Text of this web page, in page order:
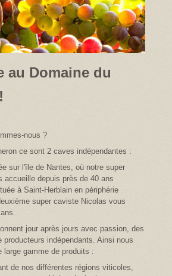
au Domaine du
nous ?
ce sont 2 caves indépendantes :
sur l'île de Nantes, où notre super
accueille depuis près de 40 ans
à Saint-Herblain en périphérie
super caviste Nicolas vous
jour après jours avec passion, des
indépendants. Ainsi nous
large gamme de produits :
de nos différentes régions viticoles,